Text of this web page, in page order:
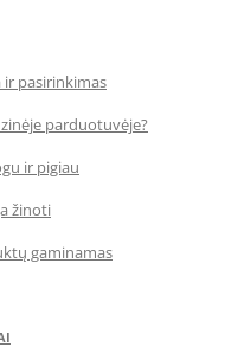
ir pasirinkimas
parduotuvėje?
ir pigiau
žinoti
gaminamas